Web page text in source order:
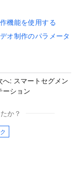
機能を使用する
オ制作のパラメータ
へ: スマートセグメン
ーション
か？